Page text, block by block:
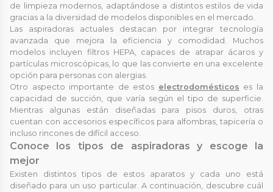
de limpieza modernos, adaptándose a distintos estilos de vida
gracias a la diversidad de modelos disponibles en el mercado.
Las aspiradoras actuales destacan por integrar tecnología
avanzada que mejora la eficiencia y comodidad. Muchos
modelos incluyen filtros HEPA, capaces de atrapar ácaros y
partículas microscópicas, lo que las convierte en una excelente
opción para personas con alergias.
Otro aspecto importante de estos electrodomésticos es la
capacidad de succión, que varía según el tipo de superficie.
Mientras algunas están diseñadas para pisos duros, otras
cuentan con accesorios específicos para alfombras, tapicería o
incluso rincones de difícil acceso.
Conoce los tipos de aspiradoras y escoge la
mejor
Existen distintos tipos de estos aparatos y cada uno está
diseñado para un uso particular. A continuación, descubre cuál